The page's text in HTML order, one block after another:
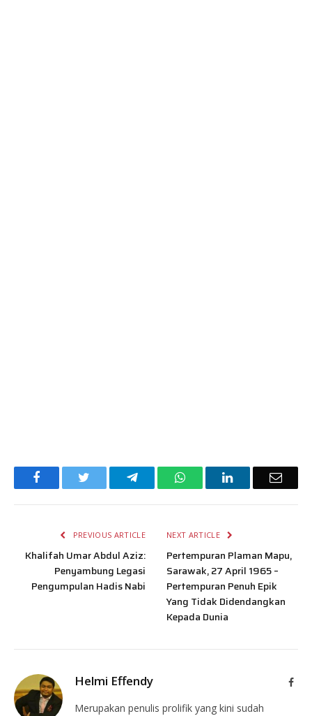
Facebook TelegramWhatsAppLinkedIn Email
PREVIOUS ARTICLE
Khalifah Umar Abdul Aziz:
Penyambung Legasi
Pengumpulan Hadis Nabi
NEXT ARTICLE
Pertempuran Plaman Mapu,
Sarawak, 27 April 1965 –
Pertempuran Penuh Epik
Yang Tidak Didendangkan
Kepada Dunia
Helmi Effendy
Merupakan penulis prolifik yang kini sudah